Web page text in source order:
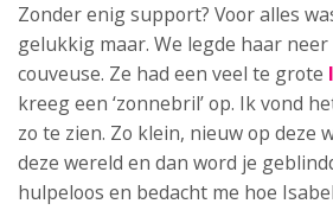
Zonder enig support? Voor alles
gelukkig maar. We legde haar neer
couveuse. Ze had een veel te grote
kreeg een ‘zonnebril’ op. Ik vond
zo te zien. Zo klein, nieuw op deze
deze wereld en dan word je
hulpeloos en bedacht me hoe